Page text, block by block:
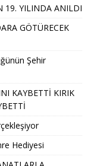
19. YILINDA ANILDI
GÖTÜRECEK
Şehir
KAYBETTİ KIRIK
Hediyesi